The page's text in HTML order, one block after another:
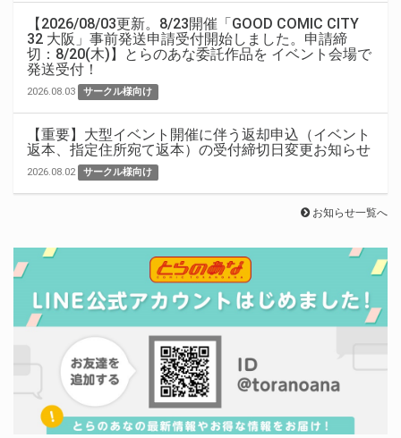
【2026/08/03更新。8/23開催「GOOD COMIC CITY
32 大阪」事前発送申請受付開始しました。申請締
切：8/20(木)】とらのあな委託作品を イベント会場で
発送受付！
2026.08.03 サークル様向け
【重要】大型イベント開催に伴う返却申込（イベント
返本、指定住所宛て返本）の受付締切日変更お知らせ
2026.08.02 サークル様向け
お知らせ一覧へ